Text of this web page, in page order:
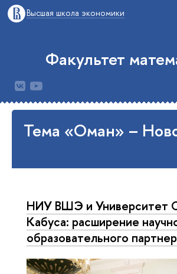
Высшая школа экономики
Факультет
Тема «Оман» –
НИУ ВШЭ и Университет
Кабуса: расширение
образовательного